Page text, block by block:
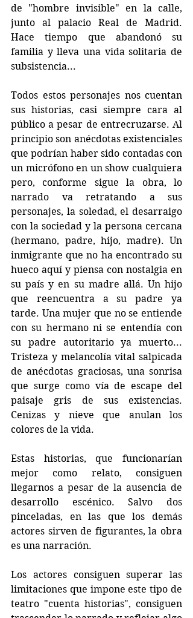
de "hombre invisible" en la calle,
junto al palacio Real de Madrid.
Hace tiempo que abandonó su
familia y lleva una vida solitaria de
subsistencia...
Todos estos personajes nos cuentan
sus historias, casi siempre cara al
público a pesar de entrecruzarse. Al
principio son anécdotas existenciales
que podrían haber sido contadas con
un micrófono en un show cualquiera
pero, conforme sigue la obra, lo
narrado va retratando a sus
personajes, la soledad, el desarraigo
con la sociedad y la persona cercana
(hermano, padre, hijo, madre). Un
inmigrante que no ha encontrado su
hueco aquí y piensa con nostalgia en
su país y en su madre allá. Un hijo
que reencuentra a su padre ya
tarde. Una mujer que no se entiende
con su hermano ni se entendía con
su padre autoritario ya muerto...
Tristeza y melancolía vital salpicada
de anécdotas graciosas, una sonrisa
que surge como vía de escape del
paisaje gris de sus existencias.
Cenizas y nieve que anulan los
colores de la vida.
Estas historias, que funcionarían
mejor como relato, consiguen
llegarnos a pesar de la ausencia de
desarrollo escénico. Salvo dos
pinceladas, en las que los demás
actores sirven de figurantes, la obra
es una narración.
Los actores consiguen superar las
limitaciones que impone este tipo de
teatro "cuenta historias", consiguen